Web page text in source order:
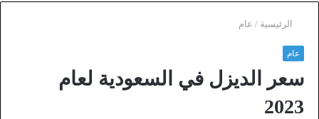
الرئيسية / عام
عام
سعر الديزل في السعودية لعام
2023